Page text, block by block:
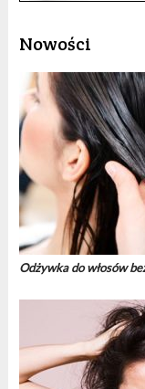
Nowości
Odżywka do włosów